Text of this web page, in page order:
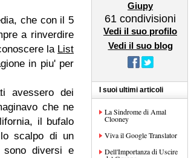
che con il 5
a rinverdire
la List
in piu' per
avessero dei
che ne
il bufalo
scalpo di un
sono diversi e
Giupy
61 condivisioni
Vedi il suo profilo
Vedi il suo blog
I suoi ultimi articoli
La Sindrome di Amal
Clooney
Viva il Google Translator
Dell'Importanza di Uscire